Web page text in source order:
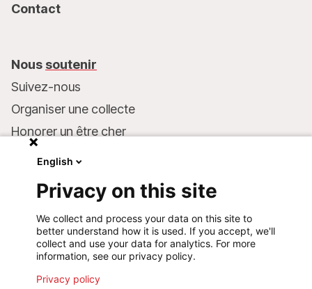
Contact
Nous soutenir
Suivez-nous
Organiser une collecte
Honorer un être cher
Faire un don
Coordonnées bancaires :
LU75 1111 0000 4848 0000
Comportement responsable
English
Privacy on this site
We collect and process your data on this site to
better understand how it is used. If you accept, we'll
collect and use your data for analytics. For more
information, see our privacy policy.
Privacy policy